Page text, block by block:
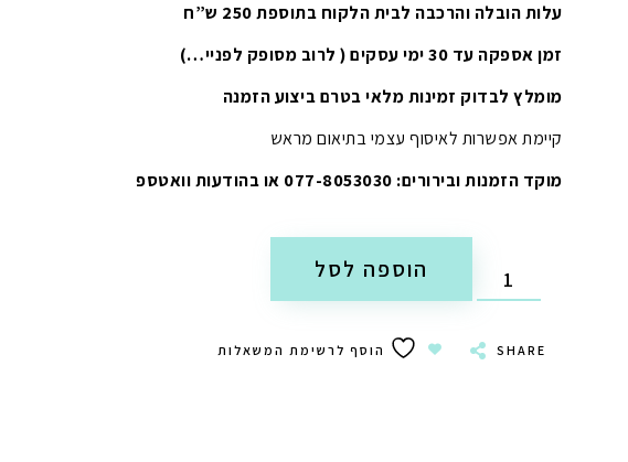
עלות הובלה והרכבה לבית הלקוח בתוספת 250 ש”ח
זמן אספקה עד 30 ימי עסקים ( לרוב מסופק לפניי…)
מומלץ לבדוק זמינות מלאי בטרם ביצוע הזמנה
קיימת אפשרות לאיסוף עצמי בתיאום מראש
מוקד הזמנות ובירורים: 077-8053030 או בהודעות וואטספ
הוספה לסל
SHARE הוסף לרשימת המשאלות